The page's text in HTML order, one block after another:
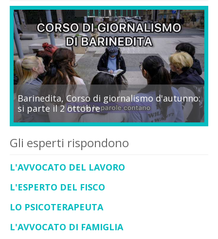
Barinedita, Corso di giornalismo d'autunno:
si parte il 2 ottobre
Gli esperti rispondono
L'AVVOCATO DEL LAVORO
L'ESPERTO DEL FISCO
LO PSICOTERAPEUTA
L'AVVOCATO DI FAMIGLIA